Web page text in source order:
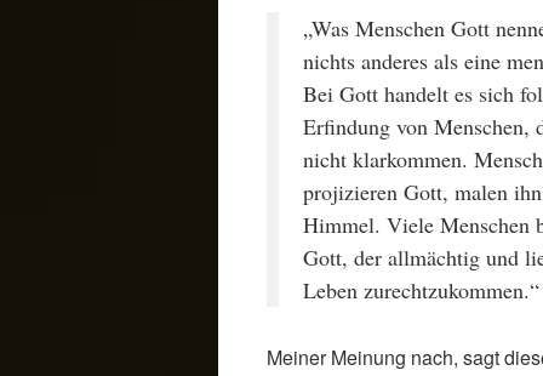
„Was Menschen Gott
nichts anderes als eine
Bei Gott handelt es sich
Erfindung von Menschen,
nicht klarkommen.
projizieren Gott, malen
Himmel. Viele Menschen
Gott, der allmächtig und
Leben zurechtzukommen.“
Meiner Meinung nach, sagt